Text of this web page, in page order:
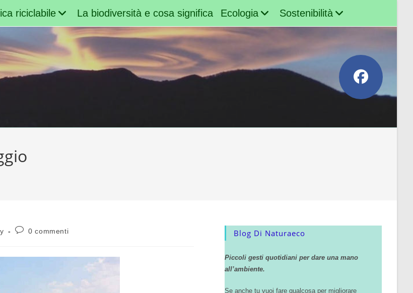
riciclabile La biodiversità e cosa significa Ecologia Sostenibilità
0 commenti Blog Di Naturaeco
Piccoli gesti quotidiani per dare una mano
all’ambiente.
Se anche tu vuoi fare qualcosa per migliorare